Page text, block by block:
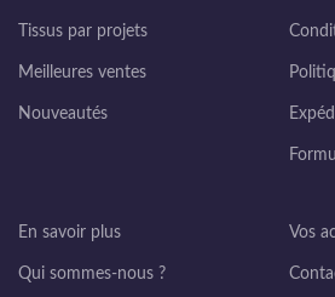
Tissus par projets
Meilleures ventes
Nouveautés
En savoir plus
Qui sommes-nous ?
Vos